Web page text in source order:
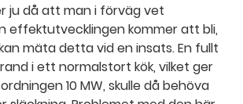
ju då att man i förväg vet
effektutvecklingen kommer att bli,
mäta detta vid en insats. En fullt
i ett normalstort kök, vilket ger
10 MW, skulle då behöva